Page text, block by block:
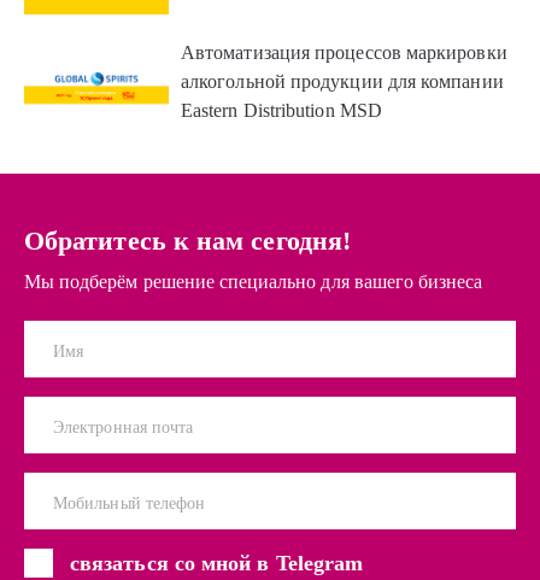
Автоматизация процессов маркировки
алкогольной продукции для компании
Eastern Distribution MSD
Обратитесь к нам сегодня!
Мы подберём решение специально для вашего бизнеса
Имя
Электронная почта
Мобильный телефон
связаться со мной в Telegram